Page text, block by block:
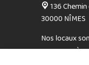
136
30000 NÎMES
Nos locaux
personnes à